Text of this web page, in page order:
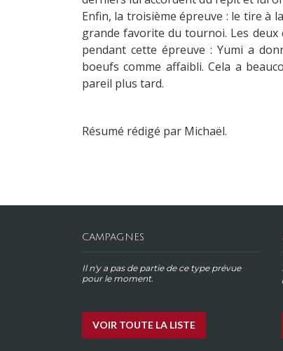
Enfin, la troisième épreuve : le tire à
grandefavorite du tournoi. Les deux
pendant cette épreuve : Yumi a
boeufs comme affaibli. Cela a
pareil plus tard.
Résumé rédigé par Michaël.
CAMPAGNES
Il n'y a pas de partie de ce type prévue
pour le moment.
VOIR TOUTE LA LISTE